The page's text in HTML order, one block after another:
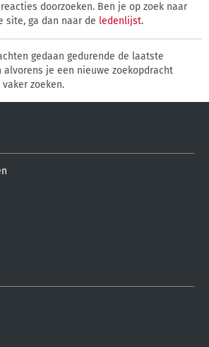
doorzoeken. Ben je op zoek naar
site, ga dan naar de ledenlijst.
gedaan gedurende de laatste
alvorens je een nieuwe zoekopdracht
zoeken.